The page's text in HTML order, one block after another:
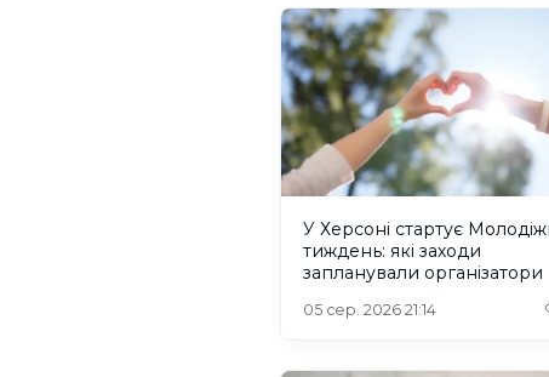
У Херсоні стартує
тиждень: які заходи
запланували організатори
05 сер. 2026 21:14